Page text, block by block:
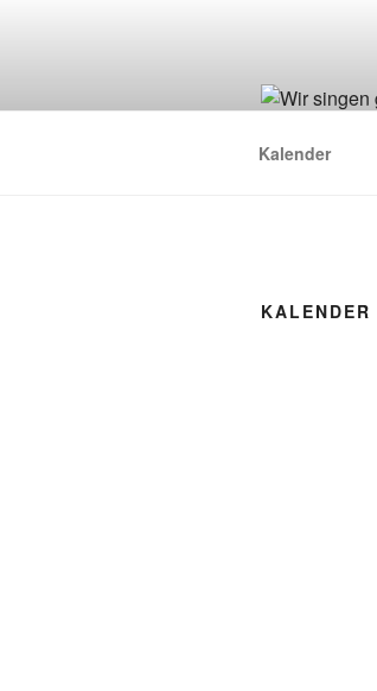
Kalender
KALENDER